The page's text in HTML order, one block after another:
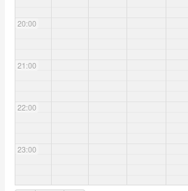
20:00
21:00
22:00
23:00